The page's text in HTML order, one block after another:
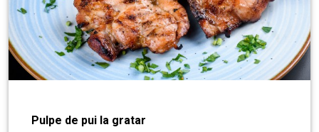
Pulpe de pui la gratar